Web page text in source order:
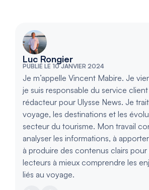
Luc Rongier
PUBLIÉ LE 10 JANVIER 2024
Je m’appelle Vincent Mabire. Je
je suis responsable du service
rédacteur pour Ulysse News. Je
voyage, les destinations et les
secteur du tourisme. Mon travail
analyser les informations, à
à produire des contenus clairs pour
lecteurs à mieux comprendre les
liés au voyage.